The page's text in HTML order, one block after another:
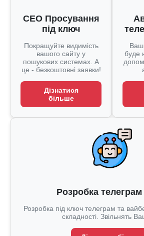
СЕО Просування
під ключ
Покращуйте видимість
вашого сайту у
пошукових системах. А
це - безкоштовні заявки!
Дізнатися
більше
Ваш
буде
Розробка телеграм
Розробка під ключ телеграм та
складності. Звільнять